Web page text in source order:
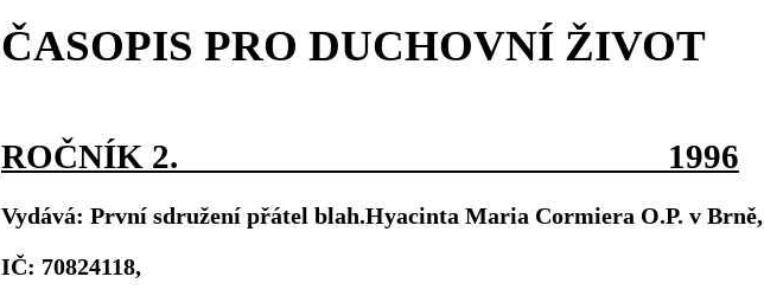
ČASOPIS PRO DUCHOVNÍ ŽIVOT
ROČNÍK 2. 1996
Vydává: První sdružení přátel blah.Hyacinta Maria Cormiera O.P. v Brně,
IČ: 70824118,